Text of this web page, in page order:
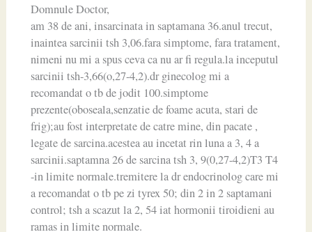
Domnule Doctor,
am 38 de ani, insarcinata in saptamana 36.anul trecut,
inaintea sarcinii tsh 3,06.fara simptome, fara tratament,
nimeni nu mi a spus ceva ca nu ar fi regula.la inceputul
sarcinii tsh-3,66(o,27-4,2).dr ginecolog mi a
recomandat o tb de jodit 100.simptome
prezente(oboseala,senzatie de foame acuta, stari de
frig);au fost interpretate de catre mine, din pacate ,
legate de sarcina.acestea au incetat rin luna a 3, 4 a
sarcinii.saptamna 26 de sarcina tsh 3, 9(0,27-4,2)T3 T4
-in limite normale.tremitere la dr endocrinolog care mi
a recomandat o tb pe zi tyrex 50; din 2 in 2 saptamani
control; tsh a scazut la 2, 54 iat hormonii tiroidieni au
ramas in limite normale.